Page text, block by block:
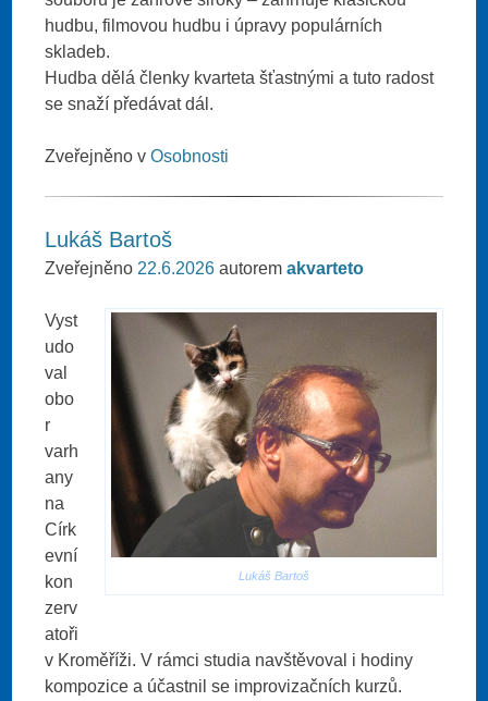
hudbu, filmovou hudbu i úpravy populárních
skladeb.
Hudba dělá členky kvarteta šťastnými a tuto radost
se snaží předávat dál.
Zveřejněno vOsobnosti
Lukáš Bartoš
Zveřejněno 22.6.2026 autoremakvarteto
Lukáš Bartoš
Vyst
udo
val
obo
r
varh
any
na
Círk
evní
kon
zerv
atoři
v Kroměříži. V rámci studia navštěvoval i hodiny
kompozice a účastnil se improvizačních kurzů.